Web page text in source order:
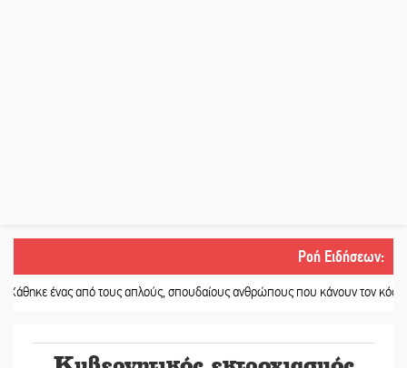
Ροή Ειδήσεων:
από τους απλούς, σπουδαίους ανθρώπους που κάνουν τον κόσμο λίγο